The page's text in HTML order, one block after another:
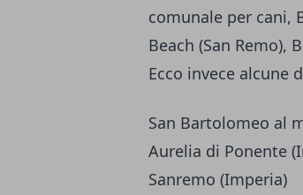
comunale per cani,
Beach (San Remo),
Ecco invece alcune
San Bartolomeo al
Aurelia di Ponente
Sanremo (Imperia)